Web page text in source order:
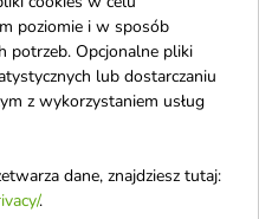
TOPDEAL
poziomie i w sposób
potrzeb. Opcjonalne pliki
lub dostarczaniu
z wykorzystaniem usług
dane, znajdziesz tutaj:
.